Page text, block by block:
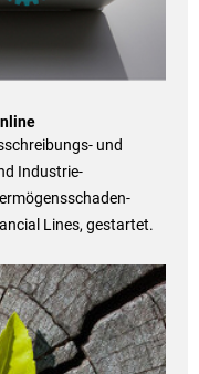
und
Industrie-
Lines, gestartet.